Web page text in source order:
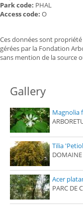
Park code: PHAL
Access code: O
Ces données sont propriété
gérées par la Fondation
sans mention de la source
Gallery
Magnolia
Tilia
Acer
PARC DE